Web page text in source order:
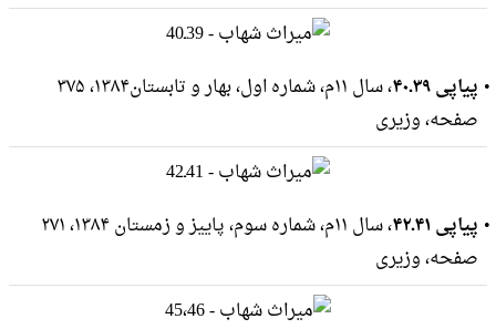
پیاپی ۳۹ـ۴۰
، سال ۱۱م، شماره اول، بهار و تابستان۱۳۸۴، ۳۷۵
صفحه، وزيرى
پیاپی ۴۱ـ۴۲
، سال ۱۱م، شماره سوم، پاییز و زمستان ۱۳۸۴، ۲۷۱
صفحه، وزيرى